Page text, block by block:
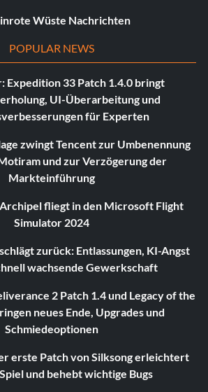
Wüste Nachrichten
POPULAR NEWS
Expedition 33 Patch 1.4.0 bringt
UI-Überarbeitung und
für Experten
zwingt Tencent zur Umbenennung
und zur Verzögerung der
Markteinführung
fliegt in den Microsoft Flight
Simulator 2024
zurück: Entlassungen, KI-Angst
wachsende Gewerkschaft
2 Patch 1.4 und Legacy of the
neues Ende, Upgrades und
Schmiedeoptionen
erste Patch von Silksong erleichtert
und behebt wichtige Bugs